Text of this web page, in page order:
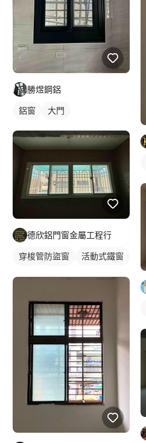
勝煜鋼鋁
鋁窗 大門
德欣鋁門窗金屬工程行
穿梭管防盜窗
活動式鐵窗